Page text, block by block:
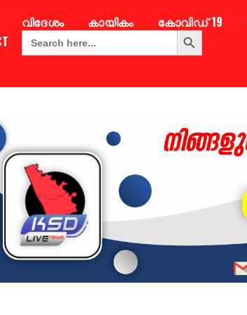
വിദേശം കായികം കോവിഡ് 19
Search
for:
Search Button